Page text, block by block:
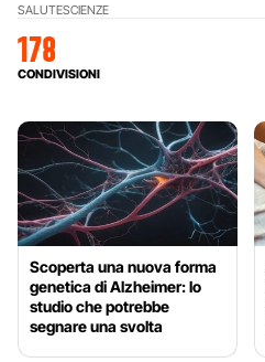
SALUTESCIENZE
178
CONDIVISIONI
Scoperta una nuova forma
genetica di Alzheimer: lo
studio che potrebbe
segnare una svolta